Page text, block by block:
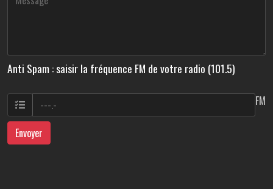
Anti Spam : saisir la fréquence FM de votre radio (101.5)
FM
Envoyer